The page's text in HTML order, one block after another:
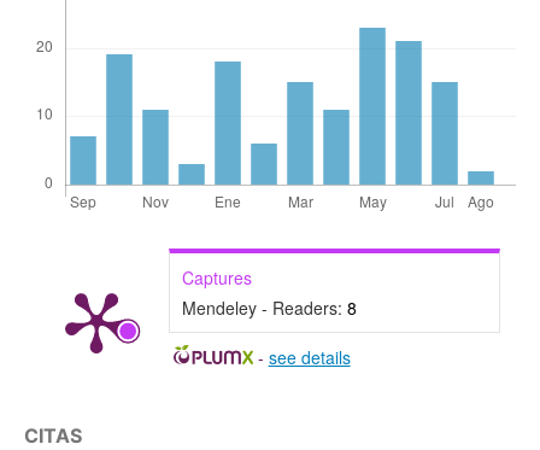
Captures
Mendeley - Readers: 8
- see details
CITAS